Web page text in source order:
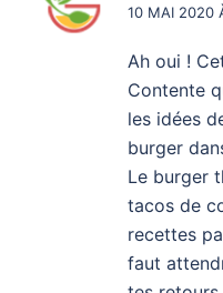
10 MAI 2020
Ah oui !
Contente
les idées
burger
Le burger
tacos de
recettes
faut